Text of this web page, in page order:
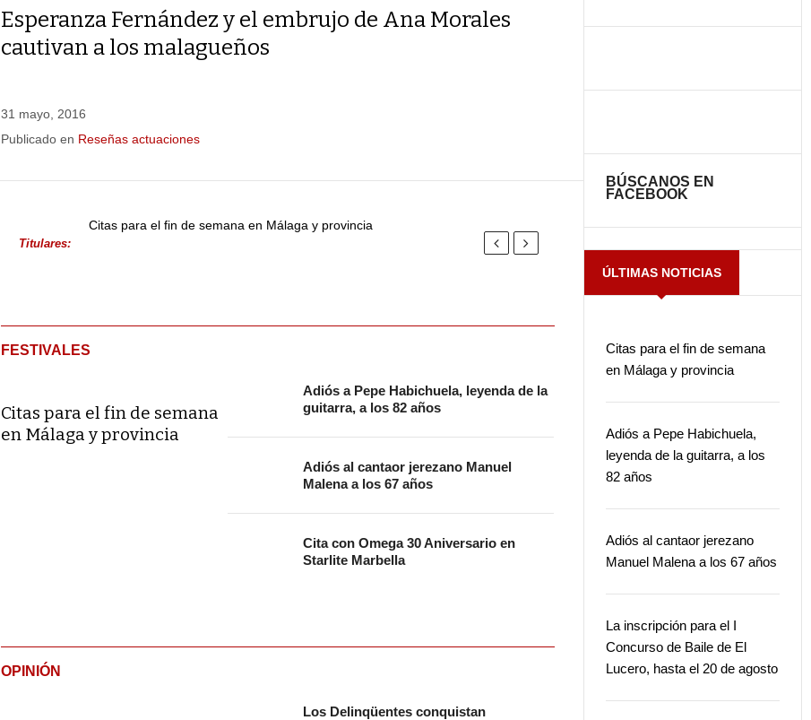
Esperanza Fernández y el embrujo de Ana Morales
cautivan a los malagueños
31 mayo, 2016
Publicado en Reseñas actuaciones
Titulares:
Citas para el fin de semana en Málaga y provincia
FESTIVALES
Citas para el fin de semana
en Málaga y provincia
Adiós a Pepe Habichuela, leyenda de la
guitarra, a los 82 años
Adiós al cantaor jerezano Manuel
Malena a los 67 años
Cita con Omega 30 Aniversario en
Starlite Marbella
OPINIÓN
Los Delinqüentes conquistan
BÚSCANOS EN
FACEBOOK
ÚLTIMAS NOTICIAS
Citas para el fin de semana
en Málaga y provincia
Adiós a Pepe Habichuela,
leyenda de la guitarra, a los
82 años
Adiós al cantaor jerezano
Manuel Malena a los 67 años
La inscripción para el I
Concurso de Baile de El
Lucero, hasta el 20 de agosto